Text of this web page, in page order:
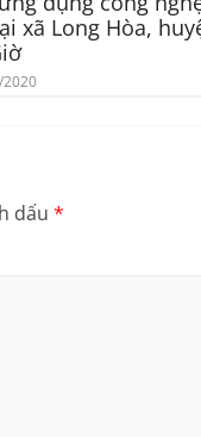
xã Long Hòa,
dấu *